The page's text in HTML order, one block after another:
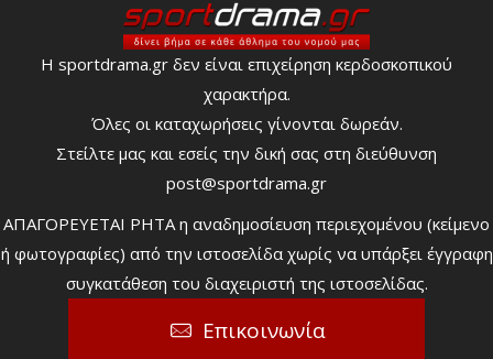
Η sportdrama.gr δεν είναι επιχείρηση κερδοσκοπικού
χαρακτήρα.
Όλες οι καταχωρήσεις γίνονται δωρεάν.
Στείλτε μας και εσείς την δική σας στη διεύθυνση
post@sportdrama.gr
ΑΠΑΓΟΡΕΥΕΤΑΙ ΡΗΤΑ η αναδημοσίευση περιεχομένου (κείμενο
ή φωτογραφίες) από την ιστοσελίδα χωρίς να υπάρξει έγγραφη
συγκατάθεση του διαχειριστή της ιστοσελίδας.
Επικοινωνία